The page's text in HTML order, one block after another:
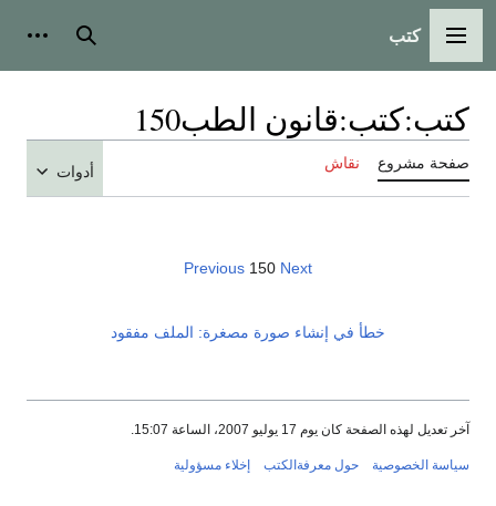
القائمة الرئيسية
كتب بحث
كتب:كتب:قانون الطب150
صفحة مشروع نقاش أدوات
Previous 150 Next
خطأ في إنشاء صورة مصغرة: الملف مفقود
آخر تعديل لهذه الصفحة كان يوم 17 يوليو 2007، الساعة 15:07.
سياسة الخصوصية حول معرفةالكتب إخلاء مسؤولية